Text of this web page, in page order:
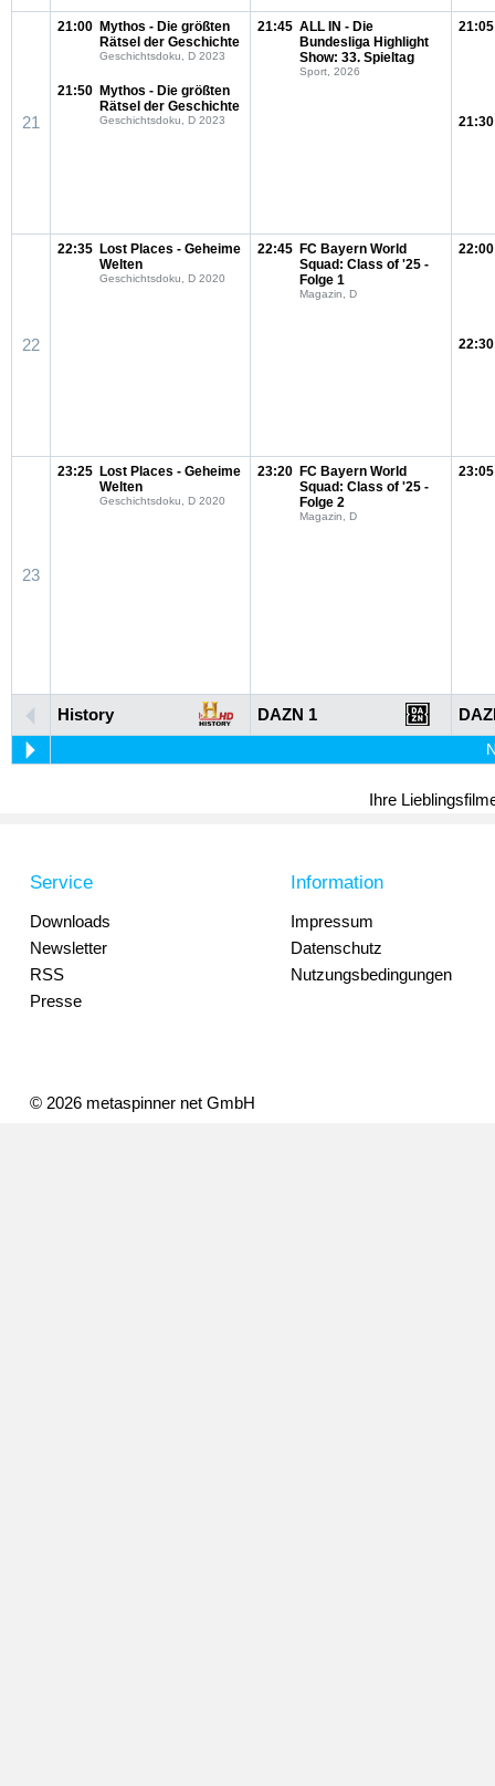
21
21:00 Mythos - Die größten
Rätsel der Geschichte
Geschichtsdoku, D 2023
21:50 Mythos - Die größten
Rätsel der Geschichte
Geschichtsdoku, D 2023
21:45 ALL IN - Die
Bundesliga Highlight
Show: 33. Spieltag
Sport, 2026
21:05
21:30
22
22:35 Lost Places - Geheime
Welten
Geschichtsdoku, D 2020
22:45 FC Bayern World
Squad: Class of '25 -
Folge 1
Magazin, D
22:00
22:30
23
23:25 Lost Places - Geheime
Welten
Geschichtsdoku, D 2020
23:20 FC Bayern World
Squad: Class of '25 -
Folge 2
Magazin, D
23:05
History DAZN 1
Ihre
Service
Downloads
Newsletter
RSS
Presse
Information
Impressum
Datenschutz
Nutzungsbedingungen
© 2026 metaspinner net GmbH